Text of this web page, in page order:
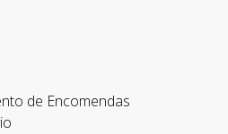
de Encomendas